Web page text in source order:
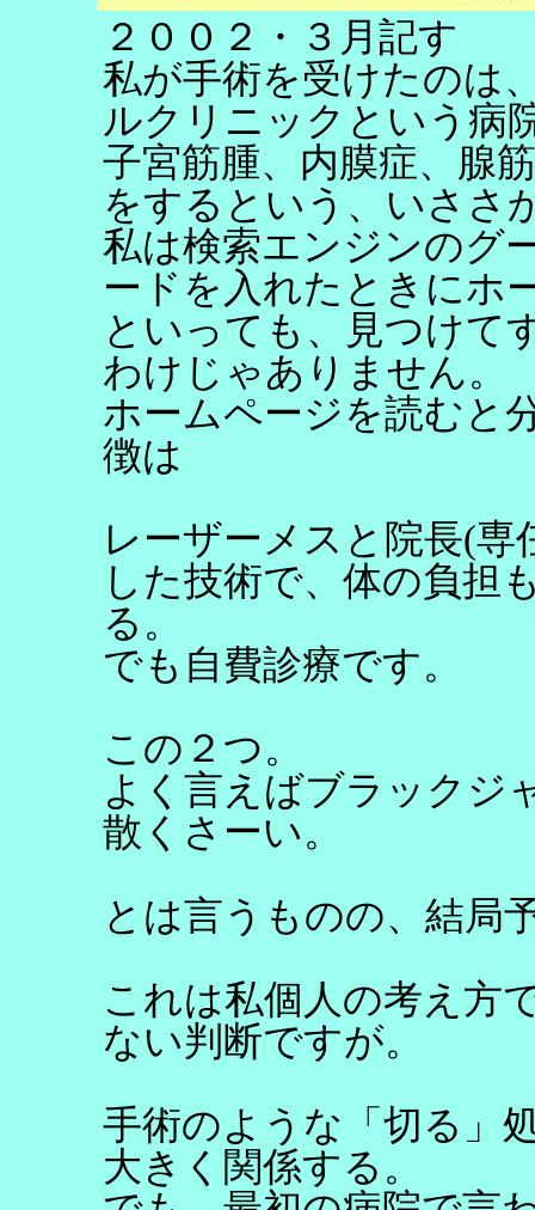
２００２・３月記す
私が手術を受けたのは
ルクリニックという病
子宮筋腫、内膜症、腺
をするという、いささ
私は検索エンジンのグ
ードを入れたときにホ
といっても、見つけて
わけじゃありません。
ホームページを読むと
徴は
レーザーメスと院長(
した技術で、体の負担
る。
でも自費診療です。
この２つ。
よく言えばブラックジ
散くさーい。
とは言うものの、結局
これは私個人の考え方
ない判断ですが。
手術のような「切る」
大きく関係する。